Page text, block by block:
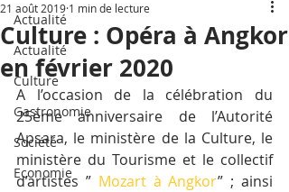
Actualité
Actualité
Culture
Gastronomie
Société
Economie
Culture : Opéra à Angkor
en février 2020
21 août 2019 1 min de lecture
A l’occasion de la célébration du
25ème anniversaire de l’Autorité
Apsara, le ministère de la Culture, le
ministère du Tourisme et le collectif
d’artistes ” Mozart à Angkor” ; ainsi